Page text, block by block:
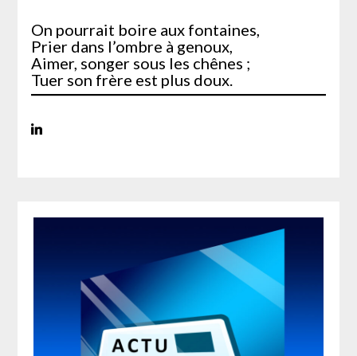
On pourrait boire aux fontaines,
Prier dans l’ombre à genoux,
Aimer, songer sous les chênes ;
Tuer son frère est plus doux.